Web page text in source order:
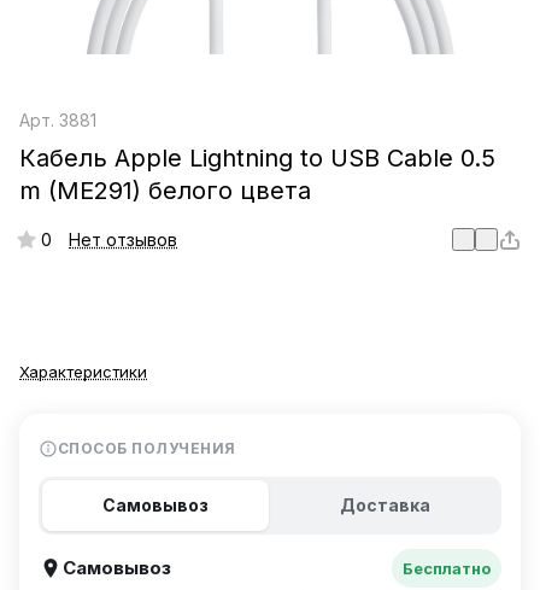
Арт. 3881
Кабель Apple Lightning to USB Cable 0.5
m (ME291) белого цвета
0 Нет отзывов
Характеристики
СПОСОБ ПОЛУЧЕНИЯ
Самовывоз Доставка
Самовывоз
Бесплатно